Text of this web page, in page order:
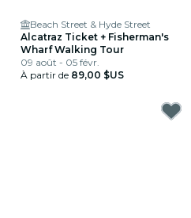
Beach Street & Hyde Street
Alcatraz Ticket + Fisherman's
Wharf Walking Tour
09 août - 05 févr.
À partir de 89,00 $US